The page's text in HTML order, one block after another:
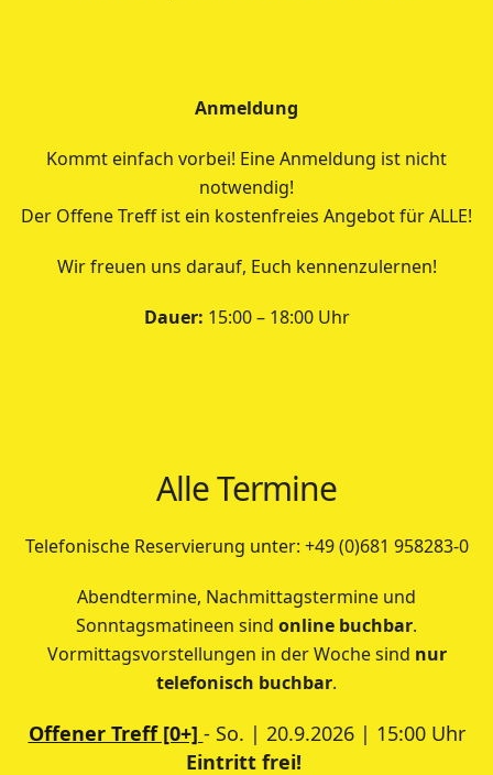
Anmeldung
Kommt einfach vorbei! Eine Anmeldung ist nicht
notwendig!
Der Offene Treff ist ein kostenfreies Angebot für ALLE!
Wir freuen uns darauf, Euch kennenzulernen!
Dauer: 15:00 – 18:00 Uhr
Alle Termine
Telefonische Reservierung unter: +49 (0)681 958283-0
Abendtermine, Nachmittagstermine und
Sonntagsmatineen sind online buchbar.
Vormittagsvorstellungen in der Woche sind nur
telefonisch buchbar.
Offener Treff [0+] - So. | 20.9.2026 | 15:00 Uhr
Eintritt frei!